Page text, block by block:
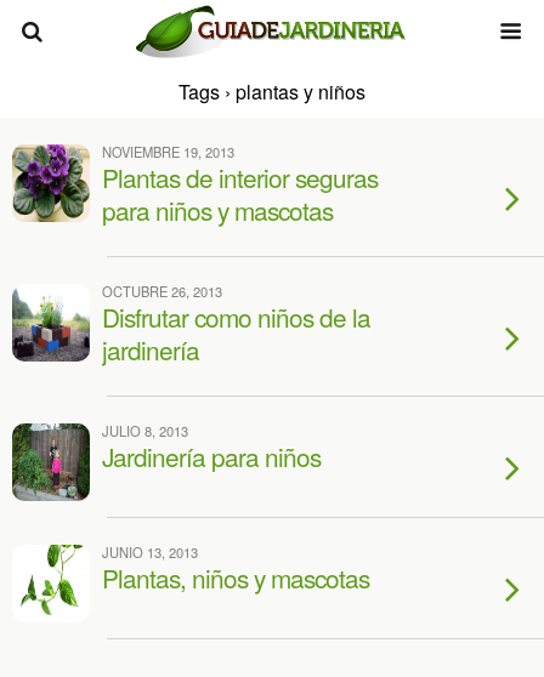
Tags › plantas y niños
NOVIEMBRE 19, 2013
Plantas de interior seguras
para niños y mascotas
OCTUBRE 26, 2013
Disfrutar como niños de la
jardinería
JULIO 8, 2013
Jardinería para niños
JUNIO 13, 2013
Plantas, niños y mascotas